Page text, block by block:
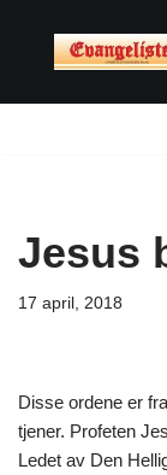
Hopp
Jesus
17 april, 2018
Disse ordene er
tjener. Profeten
Ledet av Den